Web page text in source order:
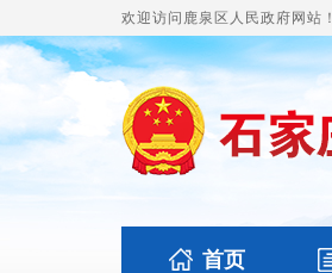
欢迎访问鹿泉区人民政府网站！
首页